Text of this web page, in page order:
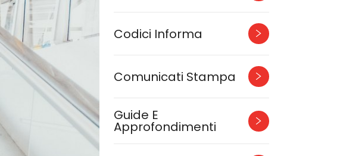
Codici Informa
Comunicati Stampa
Guide E
Approfondimenti